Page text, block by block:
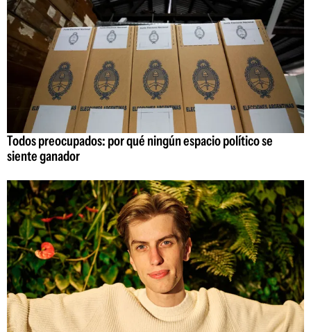
Todos preocupados: por qué ningún espacio político se
siente ganador